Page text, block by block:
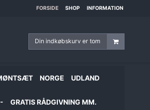
FORSIDE SHOP INFORMATION
Din indkøbskurv er tom
NORGE UDLAND
GRATIS RÅDGIVNING MM.